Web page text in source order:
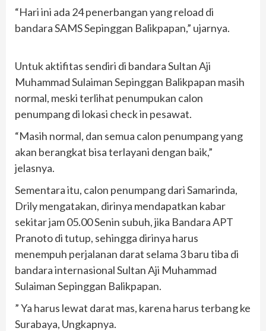
“Hari ini ada 24 penerbangan yang reload di
bandara SAMS Sepinggan Balikpapan,” ujarnya.
Untuk aktifitas sendiri di bandara Sultan Aji
Muhammad Sulaiman Sepinggan Balikpapan masih
normal, meski terlihat penumpukan calon
penumpang di lokasi check in pesawat.
“Masih normal, dan semua calon penumpang yang
akan berangkat bisa terlayani dengan baik,”
jelasnya.
Sementara itu, calon penumpang dari Samarinda,
Drily mengatakan, dirinya mendapatkan kabar
sekitar jam 05.00 Senin subuh, jika Bandara APT
Pranoto di tutup, sehingga dirinya harus
menempuh perjalanan darat selama 3 baru tiba di
bandara internasional Sultan Aji Muhammad
Sulaiman Sepinggan Balikpapan.
” Ya harus lewat darat mas, karena harus terbang ke
Surabaya, Ungkapnya.